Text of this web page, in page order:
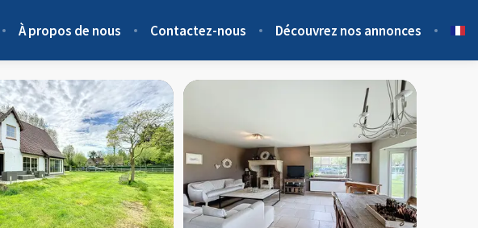
À propos de nous Contactez-nous Découvrez nos annonces